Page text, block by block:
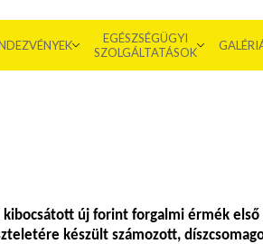
EGÉSZSÉGÜGYI
SZOLGÁLTATÁSOK
kibocsátott új forint forgalmi érmék első
készült számozott,